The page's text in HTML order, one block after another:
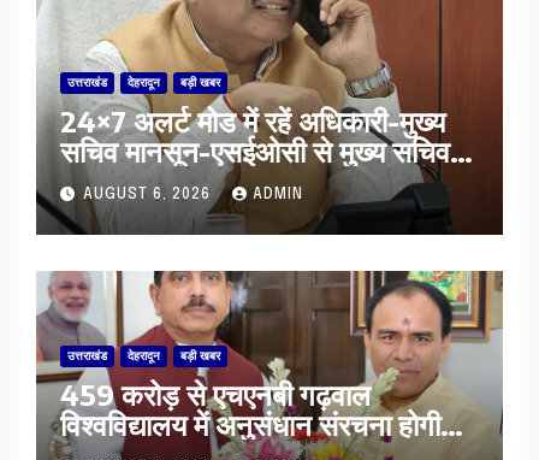
उत्तराखंड देहरादून बड़ी खबर
24×7 अलर्ट मोड में रहें अधिकारी-मुख्य
सचिव मानसून-एसईओसी से मुख्य सचिव ने
की विस्तृत समीक्षा कहा-बंद सड़कों को
शीघ्र खोला जाए, लोगों को न हो दिक्कत
AUGUST 6, 2026 ADMIN
उत्तराखंड देहरादून बड़ी खबर
459 करोड़ से एचएनबी गढ़वाल
विश्वविद्यालय में अनुसंधान संरचना होगी